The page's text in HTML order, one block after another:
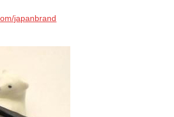
japanbrand